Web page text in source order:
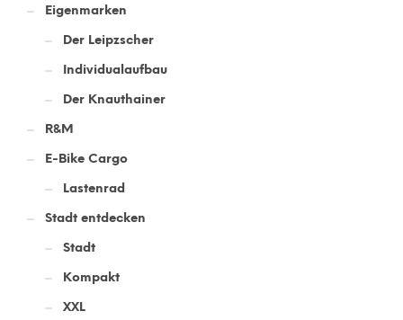
Eigenmarken
Der Leipzscher
Individualaufbau
Der Knauthainer
R&M
E-Bike Cargo
Lastenrad
Stadt entdecken
Stadt
Kompakt
XXL